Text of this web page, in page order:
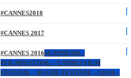
#CANNES2018
#CANNES 2017
#CANNES 2016#CANNES69 –
#FILMFESTIVAL – CANNES FILM
FESTIVAL – 69 EME FESTIVAL – #2016 –